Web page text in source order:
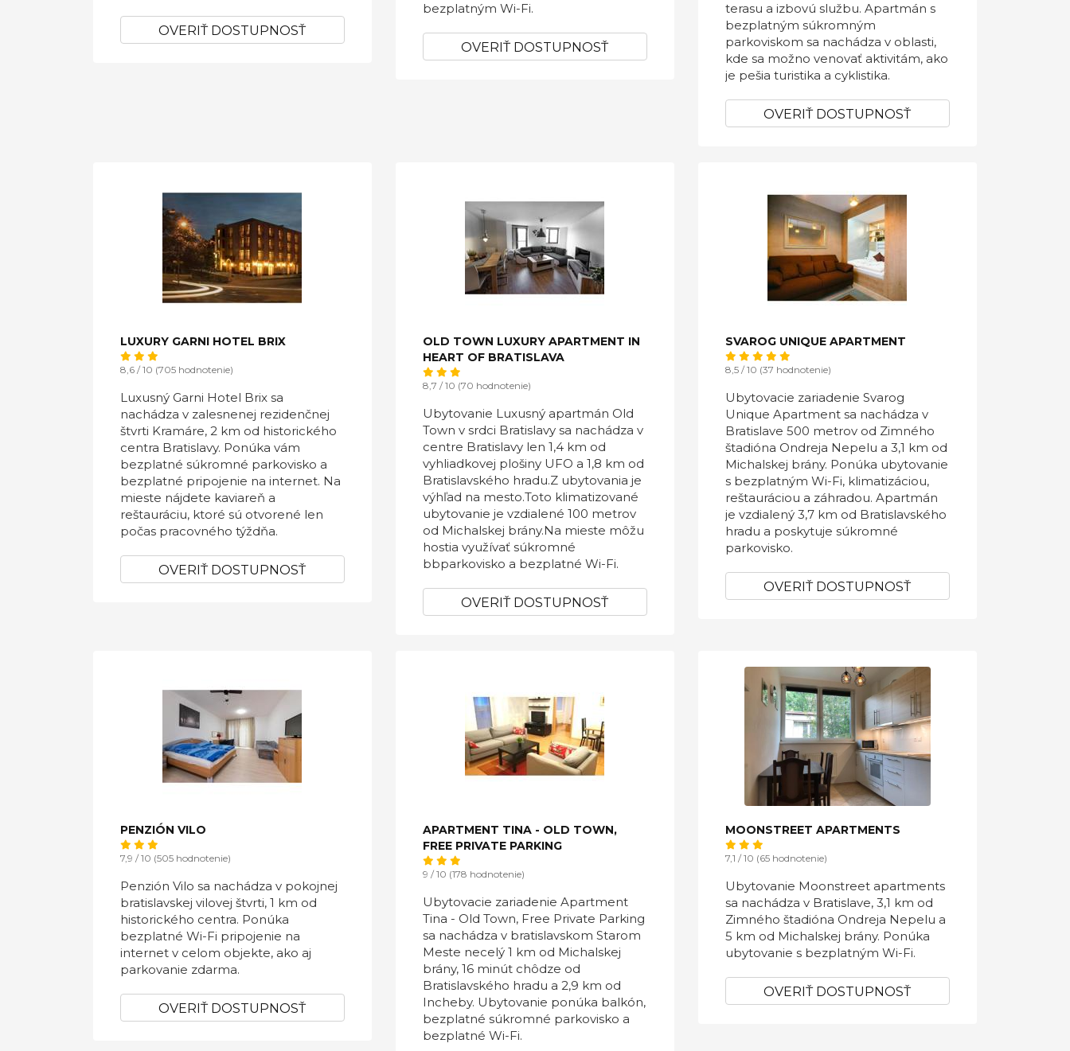
OVERIŤ DOSTUPNOSŤ
bezplatným Wi-Fi.
OVERIŤ DOSTUPNOSŤ
terasu a izbovú službu. Apartmán s
bezplatným súkromným
parkoviskom sa nachádza v oblasti,
kde sa možno venovať aktivitám, ako
je pešia turistika a cyklistika.
OVERIŤ DOSTUPNOSŤ
LUXURY GARNI HOTEL BRIX
8,6 / 10 (705 hodnotenie)
Luxusný Garni Hotel Brix sa
nachádza v zalesnenej rezidenčnej
štvrti Kramáre, 2 km od historického
centra Bratislavy. Ponúka vám
bezplatné súkromné parkovisko a
bezplatné pripojenie na internet. Na
mieste nájdete kaviareň a
reštauráciu, ktoré sú otvorené len
počas pracovného týždňa.
OVERIŤ DOSTUPNOSŤ
OLD TOWN LUXURY APARTMENT IN
HEART OF BRATISLAVA
8,7 / 10 (70 hodnotenie)
Ubytovanie Luxusný apartmán Old
Town v srdci Bratislavy sa nachádza v
centre Bratislavy len 1,4 km od
vyhliadkovej plošiny UFO a 1,8 km od
Bratislavského hradu.Z ubytovania je
výhľad na mesto.Toto klimatizované
ubytovanie je vzdialené 100 metrov
od Michalskej brány.Na mieste môžu
hostia využívať súkromné
bbparkovisko a bezplatné Wi-Fi.
OVERIŤ DOSTUPNOSŤ
SVAROG UNIQUE APARTMENT
8,5 / 10 (37 hodnotenie)
Ubytovacie zariadenie Svarog
Unique Apartment sa nachádza v
Bratislave 500 metrov od Zimného
štadióna Ondreja Nepelu a 3,1 km od
Michalskej brány. Ponúka ubytovanie
s bezplatným Wi-Fi, klimatizáciou,
reštauráciou a záhradou. Apartmán
je vzdialený 3,7 km od Bratislavského
hradu a poskytuje súkromné
parkovisko.
OVERIŤ DOSTUPNOSŤ
PENZIÓN VILO
7,9 / 10 (505 hodnotenie)
Penzión Vilo sa nachádza v pokojnej
bratislavskej vilovej štvrti, 1 km od
historického centra. Ponúka
bezplatné Wi-Fi pripojenie na
internet v celom objekte, ako aj
parkovanie zdarma.
OVERIŤ DOSTUPNOSŤ
APARTMENT TINA - OLD TOWN,
FREE PRIVATE PARKING
9 / 10 (178 hodnotenie)
Ubytovacie zariadenie Apartment
Tina - Old Town, Free Private Parking
sa nachádza v bratislavskom Starom
Meste necelý 1 km od Michalskej
brány, 16 minút chôdze od
Bratislavského hradu a 2,9 km od
Incheby. Ubytovanie ponúka balkón,
bezplatné súkromné parkovisko a
bezplatné Wi-Fi.
MOONSTREET APARTMENTS
7,1 / 10 (65 hodnotenie)
Ubytovanie Moonstreet apartments
sa nachádza v Bratislave, 3,1 km od
Zimného štadióna Ondreja Nepelu a
5 km od Michalskej brány. Ponúka
ubytovanie s bezplatným Wi-Fi.
OVERIŤ DOSTUPNOSŤ